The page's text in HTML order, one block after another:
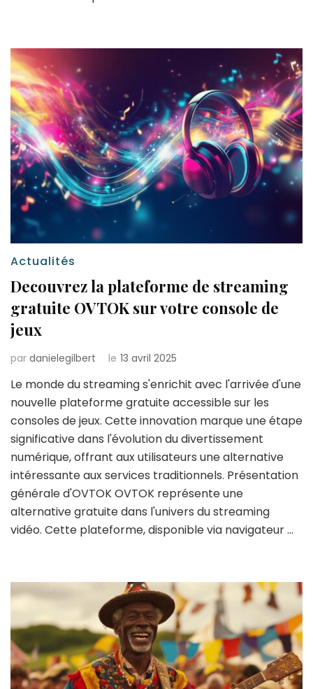
Actualités
Decouvrez la plateforme de streaming
gratuite OVTOK sur votre console de
jeux
par danielegilbert le 13 avril 2025
Le monde du streaming s'enrichit avec l'arrivée d'une
nouvelle plateforme gratuite accessible sur les
consoles de jeux. Cette innovation marque une étape
significative dans l'évolution du divertissement
numérique, offrant aux utilisateurs une alternative
intéressante aux services traditionnels. Présentation
générale d'OVTOK OVTOK représente une
alternative gratuite dans l'univers du streaming
vidéo. Cette plateforme, disponible via navigateur …